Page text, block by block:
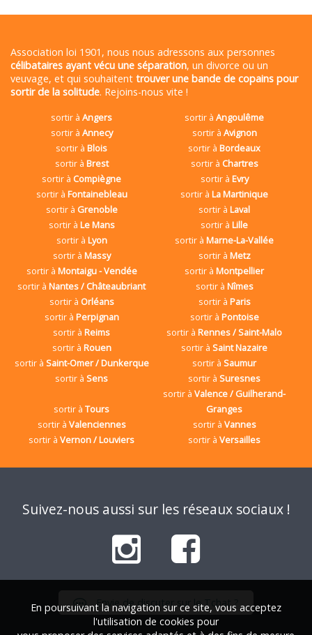
Association loi 1901, nous nous adressons aux personnes
célibataires ayant vécu une séparation, un divorce ou un
veuvage, et qui souhaitent trouver une bande de copains pour
sortir de la solitude. Rejoins-nous vite !
sortir àAngers sortir àAngoulême
sortir à Annecy sortir à Avignon
sortir àBlois sortir àBordeaux
sortir à Brest sortir à Chartres
sortir à Compiègne sortir à Evry
sortir à Fontainebleau sortir àLa Martinique
sortir à Grenoble sortir àLaval
sortir à Le Mans sortir àLille
sortir à Lyon sortir àMarne-La-Vallée
sortir à Massy sortir à Metz
sortir à Montaigu - Vendée sortir àMontpellier
sortir àNantes / Châteaubriant sortir à Nîmes
sortir à Orléans sortir à Paris
sortir à Perpignan sortir à Pontoise
sortir àReims sortir àRennes / Saint-Malo
sortir à Rouen sortir àSaint Nazaire
sortir à Saint-Omer / Dunkerque sortir àSaumur
sortir àSens sortir àSuresnes
sortir àTours
sortir àValence / Guilherand-
Granges
sortir à Valenciennes sortir à Vannes
sortir àVernon / Louviers sortir àVersailles
Suivez-nous aussi sur les réseaux sociaux !
Envie de discuter sur le Tchat ?
En poursuivant la navigation sur ce site, vous acceptez
l'utilisation de cookies pour